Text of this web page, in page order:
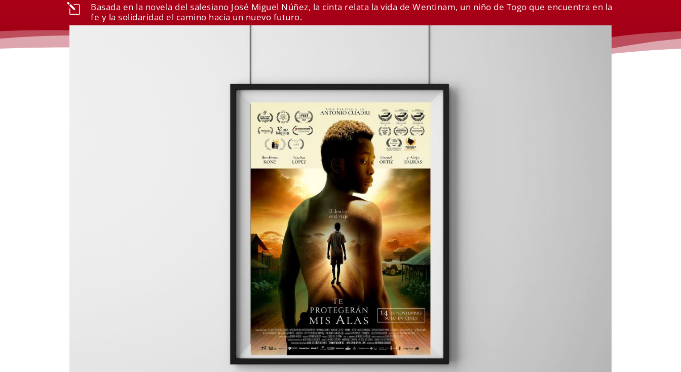
l
Basada en la novela del salesiano José Miguel Núñez, la cinta relata la vida de Wentinam, un niño de Togo que encuentra en la
fe y la solidaridad el camino hacia un nuevo futuro.